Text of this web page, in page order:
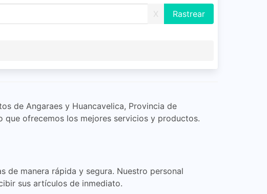
X
de Angaraes y Huancavelica, Provincia de
que ofrecemos los mejores servicios y productos.
de manera rápida y segura. Nuestro personal
sus artículos de inmediato.